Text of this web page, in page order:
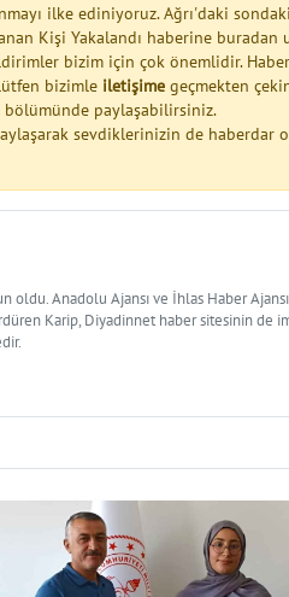
ilke ediniyoruz. Ağrı'daki
Kişi Yakalandı haberine buradan
bizim için çok önemlidir.
bizimle iletişime geçmekten
bölümünde paylaşabilirsiniz.
sevdiklerinizin de haberdar
Anadolu Ajansı ve İhlas Haber
Karip, Diyadinnet haber sitesinin de